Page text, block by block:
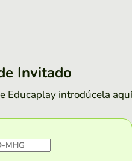
Invitado
Educaplay introdúcela